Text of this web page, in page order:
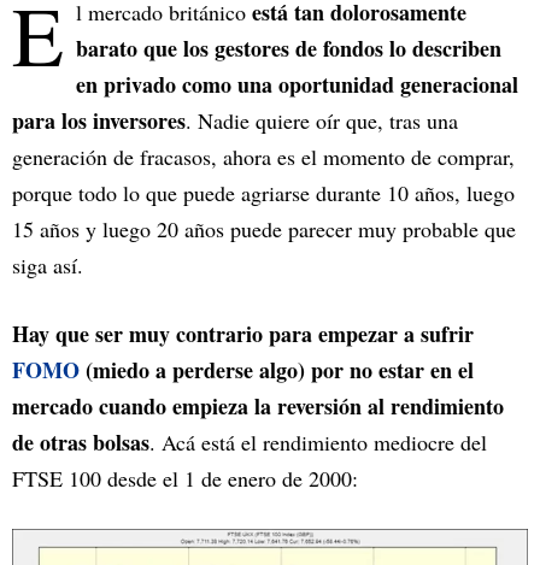
E l mercado británico está tan dolorosamente
barato que los gestores de fondos lo describen
en privado como una oportunidad generacional
para los inversores. Nadie quiere oír que, tras una
generación de fracasos, ahora es el momento de comprar,
porque todo lo que puede agriarse durante 10 años, luego
15 años y luego 20 años puede parecer muy probable que
siga así.
Hay que ser muy contrario para empezar a sufrir
FOMO(miedo a perderse algo) por no estar en el
mercado cuando empieza la reversión al rendimiento
de otras bolsas. Acá está el rendimiento mediocre del
FTSE 100 desde el 1 de enero de 2000: